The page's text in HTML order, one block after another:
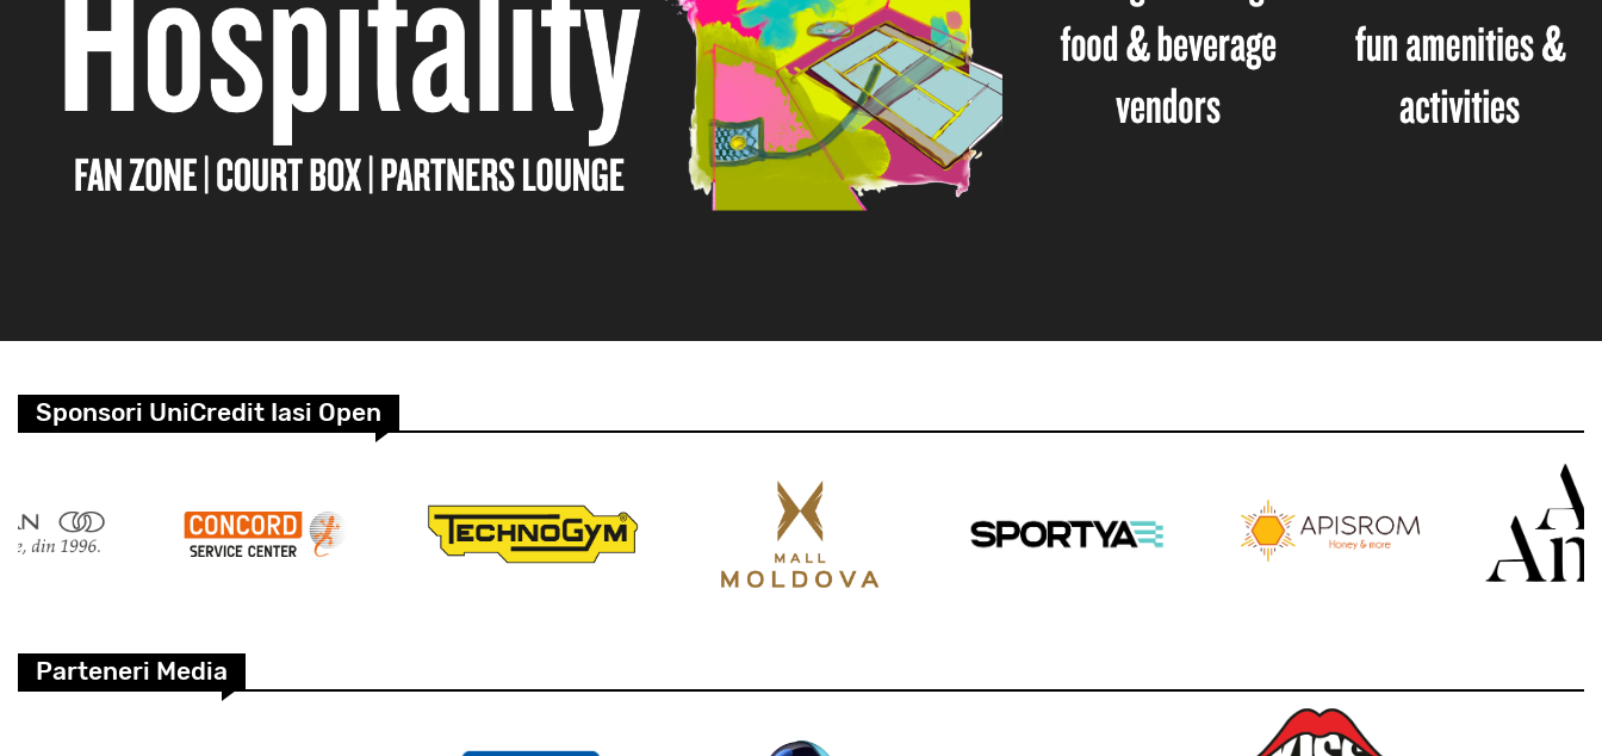
Sponsori UniCredit Iasi Open
Parteneri Media